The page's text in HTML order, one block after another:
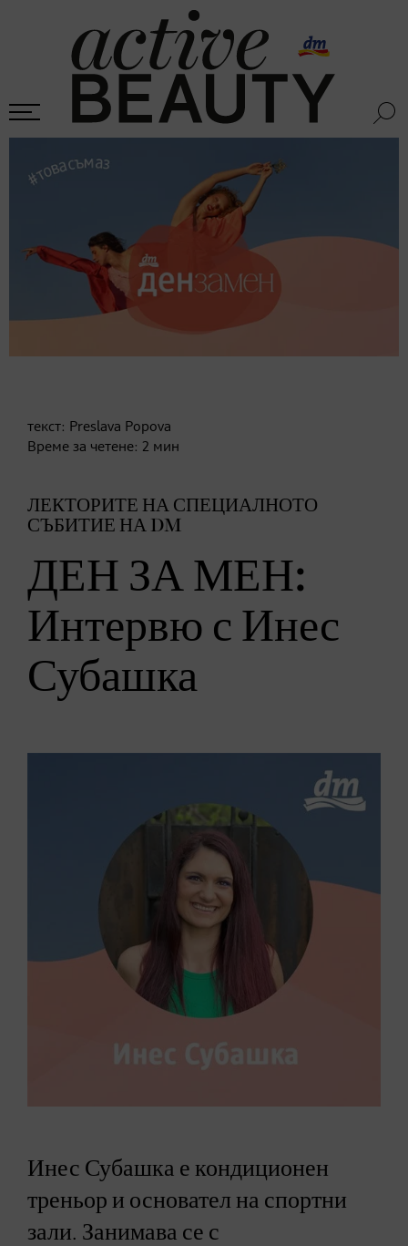
текст: Preslava Popova
Време за четене: 2 мин
ЛЕКТОРИТЕ НА СПЕЦИАЛНОТО
СЪБИТИЕ НА DM
ДЕН ЗА МЕН:
Интервю с Инес
Субашка
Инес Субашка е кондиционен
треньор и основател на спортни
зали. Занимава се с